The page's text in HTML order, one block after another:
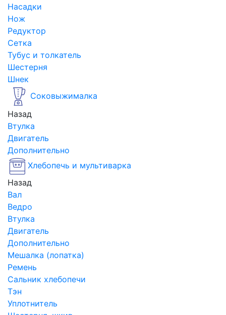
Насадки
Нож
Редуктор
Сетка
Тубус и толкатель
Шестерня
Шнек
Соковыжималка
Назад
Втулка
Двигатель
Дополнительно
Хлебопечь и мультиварка
Назад
Вал
Ведро
Втулка
Двигатель
Дополнительно
Мешалка (лопатка)
Ремень
Сальник хлебопечи
Тэн
Уплотнитель